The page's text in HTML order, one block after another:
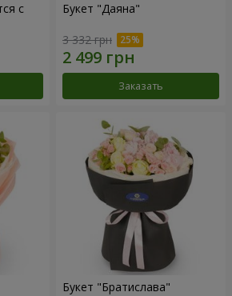
с Букет "Даяна"
3 332 грн
Заказать
Букет "Братислава"